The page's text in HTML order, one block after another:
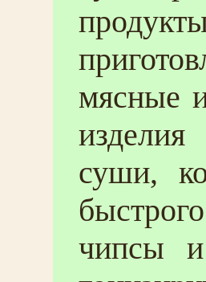
мясные
суши,
чипсы и